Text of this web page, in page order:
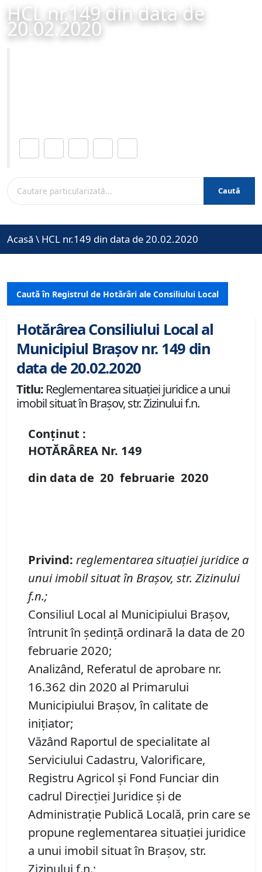
HCL nr.149 din data de
20.02.2020
Caută
Acasă \ HCL nr.149 din data de 20.02.2020
Caută în Registrul de Hotărâri ale Consiliului Local
Hotărârea Consiliului Local al
Municipiul Brașov nr. 149 din
data de 20.02.2020
Titlu: Reglementarea situației juridice a unui
imobil situat în Brașov, str. Zizinului f.n.
Conținut :
HOTĂRÂREA Nr. 149
din data de 20 februarie 2020
Privind: reglementarea situației juridice a
unui imobil situat în Brașov, str. Zizinului
f.n.;
Consiliul Local al Municipiului Brașov,
întrunit în ședință ordinară la data de 20
februarie 2020;
Analizând, Referatul de aprobare nr.
16.362 din 2020 al Primarului
Municipiului Brașov, în calitate de
inițiator;
Văzând Raportul de specialitate al
Serviciului Cadastru, Valorificare,
Registru Agricol şi Fond Funciar din
cadrul Direcţiei Juridice şi de
Administraţie Publică Locală, prin care se
propune reglementarea situației juridice
a unui imobil situat în Brașov, str.
Zizinului f.n.;